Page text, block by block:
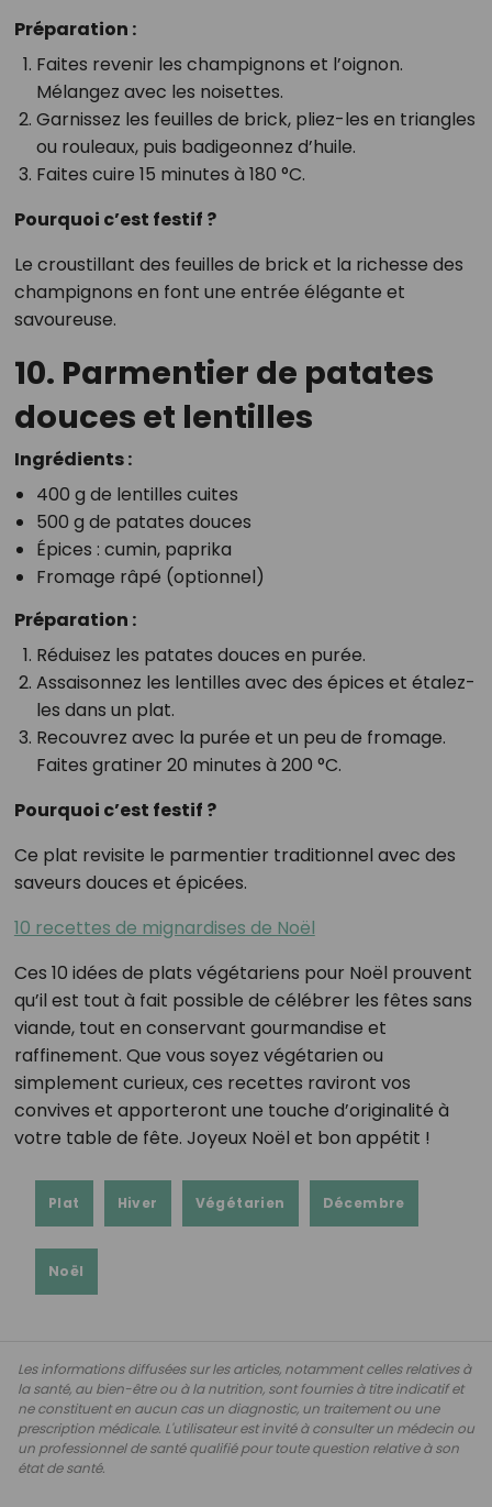
Préparation :
Faites revenir les champignons et l’oignon.
Mélangez avec les noisettes.
Garnissez les feuilles de brick, pliez-les en triangles
ou rouleaux, puis badigeonnez d’huile.
Faites cuire 15 minutes à 180 °C.
Pourquoi c’est festif ?
Le croustillant des feuilles de brick et la richesse des
champignons en font une entrée élégante et
savoureuse.
10. Parmentier de patates
douces et lentilles
Ingrédients :
400 g de lentilles cuites
500 g de patates douces
Épices : cumin, paprika
Fromage râpé (optionnel)
Préparation :
Réduisez les patates douces en purée.
Assaisonnez les lentilles avec des épices et étalez-
les dans un plat.
Recouvrez avec la purée et un peu de fromage.
Faites gratiner 20 minutes à 200 °C.
Pourquoi c’est festif ?
Ce plat revisite le parmentier traditionnel avec des
saveurs douces et épicées.
10 recettes de mignardises de Noël
Ces 10 idées de plats végétariens pour Noël prouvent
qu’il est tout à fait possible de célébrer les fêtes sans
viande, tout en conservant gourmandise et
raffinement. Que vous soyez végétarien ou
simplement curieux, ces recettes raviront vos
convives et apporteront une touche d’originalité à
votre table de fête. Joyeux Noël et bon appétit !
Plat Hiver Végétarien Décembre
Noël
Les informations diffusées sur les articles, notamment celles relatives à
la santé, au bien-être ou à la nutrition, sont fournies à titre indicatif et
ne constituent en aucun cas un diagnostic, un traitement ou une
prescription médicale. L'utilisateur est invité à consulter un médecin ou
un professionnel de santé qualifié pour toute question relative à son
état de santé.